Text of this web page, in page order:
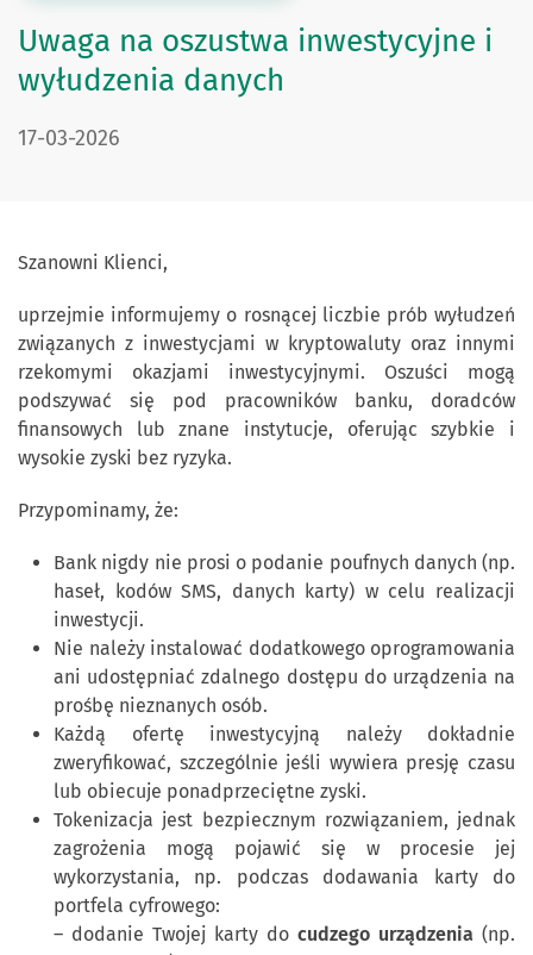
Uwaga na oszustwa inwestycyjne i
wyłudzenia danych
DATA PUBLIKACJI:
17-03-2026
Szanowni Klienci,
uprzejmie informujemy o rosnącej liczbie prób wyłudzeń
związanych z inwestycjami w kryptowaluty oraz innymi
rzekomymi okazjami inwestycyjnymi. Oszuści mogą
podszywać się pod pracowników banku, doradców
finansowych lub znane instytucje, oferując szybkie i
wysokie zyski bez ryzyka.
Przypominamy, że:
Bank nigdy nie prosi o podanie poufnych danych (np.
haseł, kodów SMS, danych karty) w celu realizacji
inwestycji.
Nie należy instalować dodatkowego oprogramowania
ani udostępniać zdalnego dostępu do urządzenia na
prośbę nieznanych osób.
Każdą ofertę inwestycyjną należy dokładnie
zweryfikować, szczególnie jeśli wywiera presję czasu
lub obiecuje ponadprzeciętne zyski.
Tokenizacja jest bezpiecznym rozwiązaniem, jednak
zagrożenia mogą pojawić się w procesie jej
wykorzystania, np. podczas dodawania karty do
portfela cyfrowego:
– dodanie Twojej karty do cudzego urządzenia (np.